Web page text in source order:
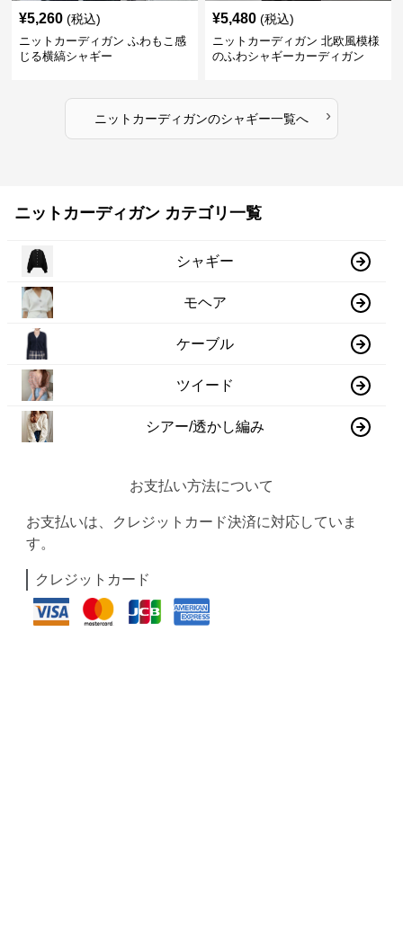
¥5,260 (税込)
ニットカーディガン ふわもこ感
じる横縞シャギー
¥5,480 (税込)
ニットカーディガン 北欧風模様
のふわシャギーカーディガン
ニットカーディガンのシャギー一覧へ ›
ニットカーディガン カテゴリ一覧
シャギー
モヘア
ケーブル
ツイード
シアー/透かし編み
お支払い方法について
お支払いは、クレジットカード決済に対応していま
す。
クレジットカード